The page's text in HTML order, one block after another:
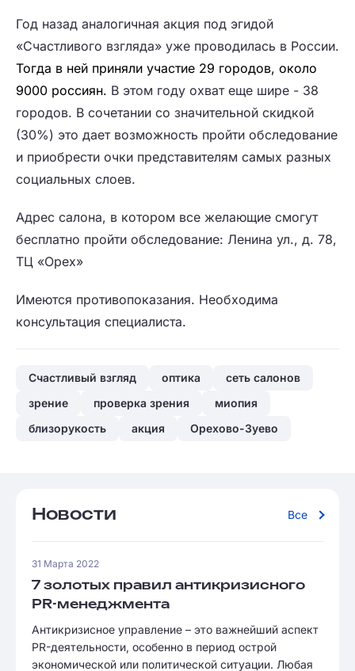
Год назад аналогичная акция под эгидой
«Счастливого взгляда» уже проводилась в России.
Тогда в ней приняли участие 29 городов, около
9000 россиян. В этом году охват еще шире - 38
городов. В сочетании со значительной скидкой
(30%) это дает возможность пройти обследование
и приобрести очки представителям самых разных
социальных слоев.
Адрес салона, в котором все желающие смогут
бесплатно пройти обследование: Ленина ул., д. 78,
ТЦ «Орех»
Имеются противопоказания. Необходима
консультация специалиста.
Счастливый взгляд оптика
сеть салонов
зрение
проверка зрения
миопия
близорукость
акция Орехово-Зуево
Новости Все
31 Марта 2022
7 золотых правил антикризисного
PR-менеджмента
Антикризисное управление – это важнейший аспект
PR-деятельности, особенно в период острой
экономической или политической ситуации. Любая